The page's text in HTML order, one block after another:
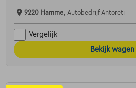
9220 Hamme, Autobedrijf Antoreti
Vergelijk
Bekijk wagen